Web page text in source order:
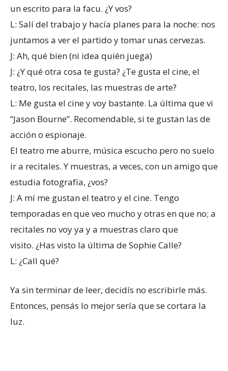
un escrito para la facu. ¿Y vos?
L: Salí del trabajo y hacía planes para la noche: nos
juntamos a ver el partido y tomar unas cervezas.
J: Ah, qué bien (ni idea quién juega)
J: ¿Y qué otra cosa te gusta? ¿Te gusta el cine, el
teatro, los recitales, las muestras de arte?
L: Me gusta el cine y voy bastante. La última que vi
“Jason Bourne”. Recomendable, si te gustan las de
acción o espionaje.
El teatro me aburre, música escucho pero no suelo
ir a recitales. Y muestras, a veces, con un amigo que
estudia fotografía, ¿vos?
J: A mí me gustan el teatro y el cine. Tengo
temporadas en que veo mucho y otras en que no; a
recitales no voy ya y a muestras claro que
visito. ¿Has visto la última de Sophie Calle?
L: ¿Call qué?
Ya sin terminar de leer, decidís no escribirle más.
Entonces, pensás lo mejor sería que se cortara la
luz.